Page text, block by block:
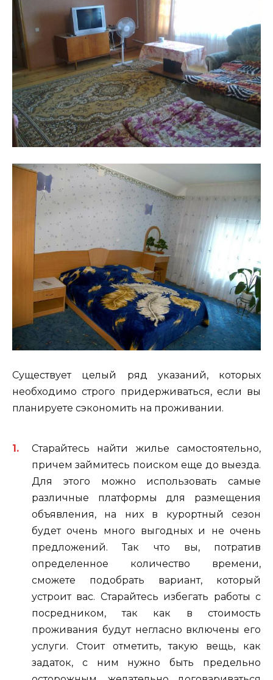
Существует целый ряд указаний, которых
необходимо строго придерживаться, если вы
планируете сэкономить на проживании.
Старайтесь найти жилье самостоятельно,
причем займитесь поиском еще до выезда.
Для этого можно использовать самые
различные платформы для размещения
объявления, на них в курортный сезон
будет очень много выгодных и не очень
предложений. Так что вы, потратив
определенное количество времени,
сможете подобрать вариант, который
устроит вас. Старайтесь избегать работы с
посредником, так как в стоимость
проживания будут негласно включены его
услуги. Стоит отметить, такую вещь, как
задаток, с ним нужно быть предельно